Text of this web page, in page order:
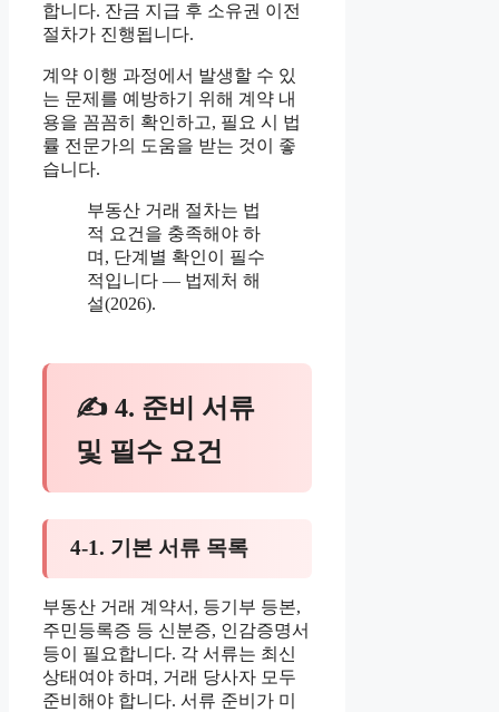
합니다. 잔금 지급 후 소유권 이전
절차가 진행됩니다.
계약 이행 과정에서 발생할 수 있
는 문제를 예방하기 위해 계약 내
용을 꼼꼼히 확인하고, 필요 시 법
률 전문가의 도움을 받는 것이 좋
습니다.
부동산 거래 절차는 법
적 요건을 충족해야 하
며, 단계별 확인이 필수
적입니다 — 법제처 해
설(2026).
✍ 4. 준비 서류
및 필수 요건
4-1. 기본 서류 목록
부동산 거래 계약서, 등기부 등본,
주민등록증 등 신분증, 인감증명서
등이 필요합니다. 각 서류는 최신
상태여야 하며, 거래 당사자 모두
준비해야 합니다. 서류 준비가 미